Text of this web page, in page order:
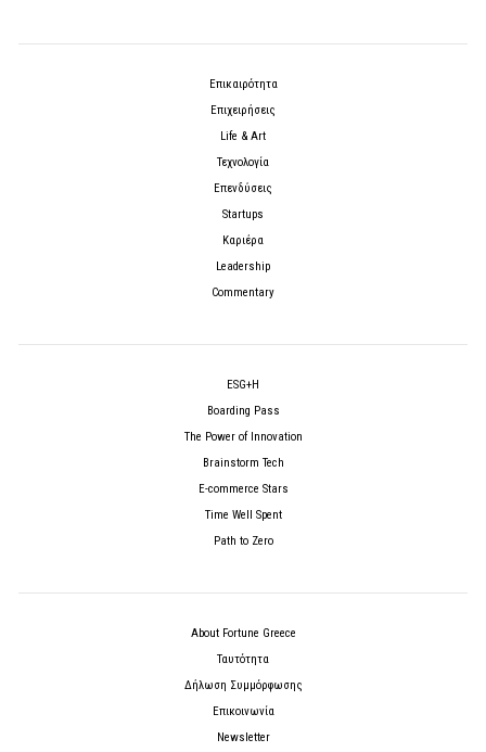
Επικαιρότητα
Επιχειρήσεις
Life & Art
Τεχνολογία
Επενδύσεις
Startups
Καριέρα
Leadership
Commentary
ESG+H
Boarding Pass
The Power of Innovation
Brainstorm Tech
E-commerce Stars
Time Well Spent
Path to Zero
About Fortune Greece
Ταυτότητα
Δήλωση Συμμόρφωσης
Επικοινωνία
Newsletter